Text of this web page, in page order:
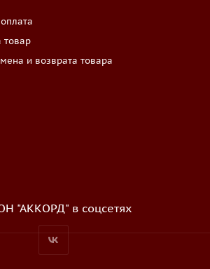
товар
и возврата товара
"АККОРД" в соцсетях